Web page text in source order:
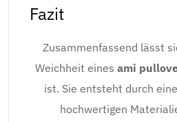
Fazit
Zusammenfassend lässt
Weichheit eines ami
ist. Sie entsteht durch
hochwertigen